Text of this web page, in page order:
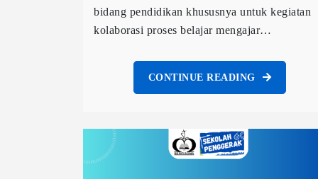
bidang pendidikan khususnya untuk kegiatan
kolaborasi proses belajar mengajar…
CONTINUE READING